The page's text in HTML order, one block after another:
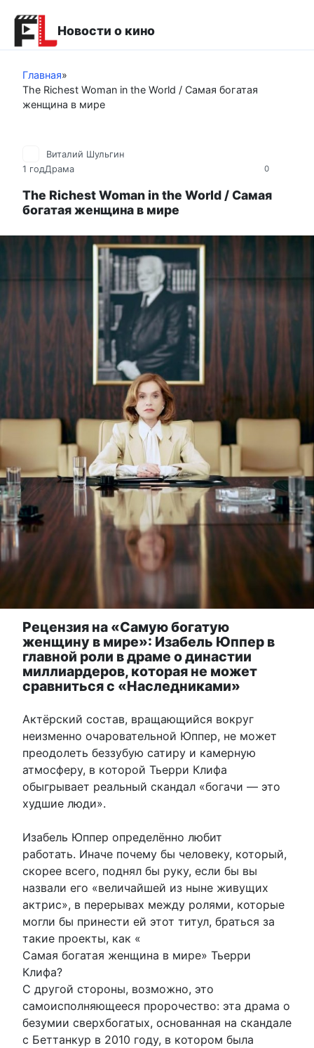
контенту
Новости о кино
Главная»
The Richest Woman in the World / Самая богатая
женщина в мире
0
Виталий Шульгин
1 годДрама
The Richest Woman in the World / Самая
богатая женщина в мире
Рецензия на «Самую богатую
женщину в мире»: Изабель Юппер в
главной роли в драме о династии
миллиардеров, которая не может
сравниться с «Наследниками»
Актёрский состав, вращающийся вокруг
неизменно очаровательной Юппер, не может
преодолеть беззубую сатиру и камерную
атмосферу, в которой Тьерри Клифа
обыгрывает реальный скандал «богачи — это
худшие люди».
Изабель Юппер определённо любит
работать. Иначе почему бы человеку, который,
скорее всего, поднял бы руку, если бы вы
назвали его «величайшей из ныне живущих
актрис», в перерывах между ролями, которые
могли бы принести ей этот титул, браться за
такие проекты, как «
Самая богатая женщина в мире» Тьерри
Клифа?
С другой стороны, возможно, это
самоисполняющееся пророчество: эта драма о
безумии сверхбогатых, основанная на скандале
с Беттанкур в 2010 году, в котором была